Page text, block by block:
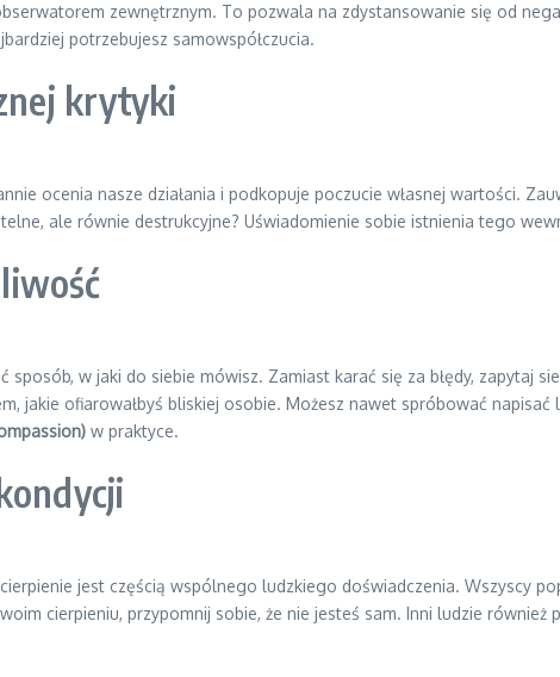
zewnętrznym. To pozwala na zdystansowanie się od
potrzebujesz samowspółczucia.
krytyki
ocenia nasze działania i podkopuje poczucie własnej wartości.
ale równie destrukcyjne? Uświadomienie sobie istnienia tego
w jaki do siebie mówisz. Zamiast karać się za błędy, zapytaj
jakie ofiarowałbyś bliskiej osobie. Możesz nawet spróbować
w praktyce.
jest częścią wspólnego ludzkiego doświadczenia. Wszyscy
cierpieniu, przypomnij sobie, że nie jesteś sam. Inni ludzie